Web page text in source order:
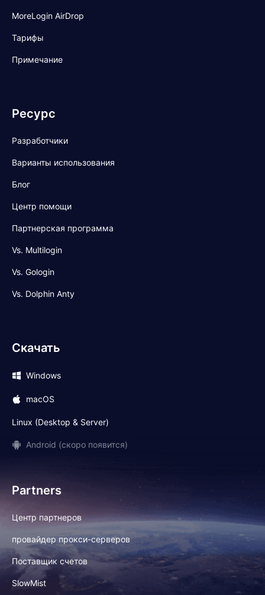
MoreLogin AirDrop
Тарифы
Примечание
Ресурс
Разработчики
Варианты использования
Блог
Центр помощи
Партнерская программа
Vs. Multilogin
Vs. Gologin
Vs. Dolphin Anty
Скачать
Windows
macOS
Linux (Desktop & Server)
Android (скоро появится)
Partners
Центр партнеров
провайдер прокси-серверов
Поставщик счетов
SlowMist